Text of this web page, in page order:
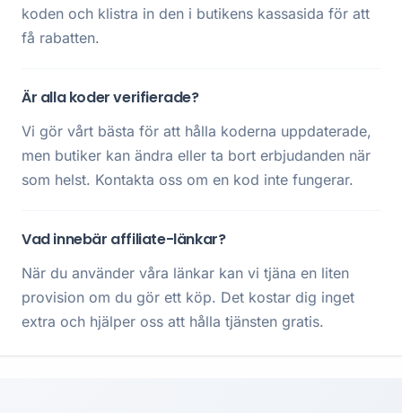
koden och klistra in den i butikens kassasida för att
få rabatten.
Är alla koder verifierade?
Vi gör vårt bästa för att hålla koderna uppdaterade,
men butiker kan ändra eller ta bort erbjudanden när
som helst. Kontakta oss om en kod inte fungerar.
Vad innebär affiliate-länkar?
När du använder våra länkar kan vi tjäna en liten
provision om du gör ett köp. Det kostar dig inget
extra och hjälper oss att hålla tjänsten gratis.